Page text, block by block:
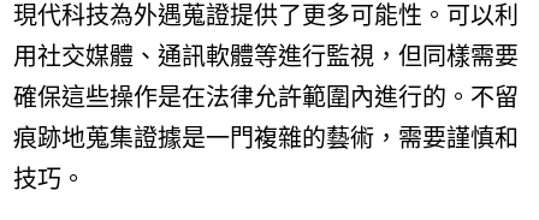
現代科技為外遇蒐證提供了更多可能性。可以利
用社交媒體、通訊軟體等進行監視，但同樣需要
確保這些操作是在法律允許範圍內進行的。不留
痕跡地蒐集證據是一門複雜的藝術，需要謹慎和
技巧。